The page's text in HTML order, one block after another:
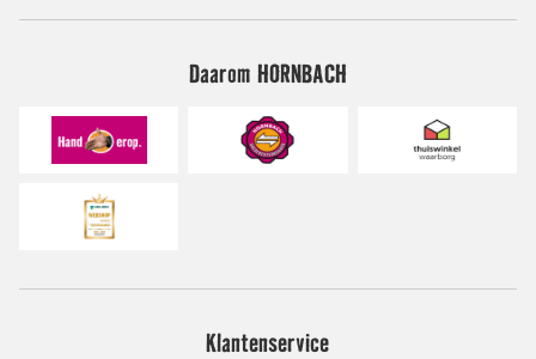
Daarom HORNBACH
Klantenservice